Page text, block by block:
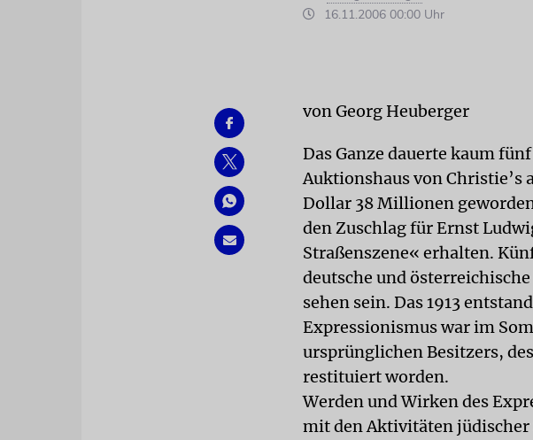
16.11.2006 00:00 Uhr
von Georg Heuberger
Das Ganze dauerte kaum
Auktionshaus von Christie’s
Dollar 38 Millionen
den Zuschlag für Ernst
Straßenszene« erhalten.
deutsche und
sehen sein. Das 1913
Expressionismus war im
ursprünglichen Besitzers,
restituiert worden.
Werden und Wirken des
mit den Aktivitäten